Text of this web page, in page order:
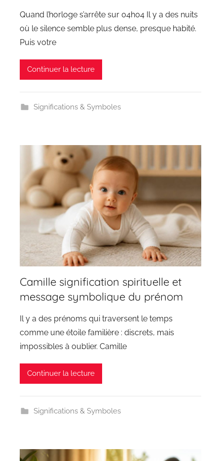
Quand l’horloge s’arrête sur 04h04 Il y a des nuits
où le silence semble plus dense, presque habité.
Puis votre
Continuer la lecture
Significations & Symboles
Camille signification spirituelle et
message symbolique du prénom
Il y a des prénoms qui traversent le temps
comme une étoile familière : discrets, mais
impossibles à oublier. Camille
Continuer la lecture
Significations & Symboles